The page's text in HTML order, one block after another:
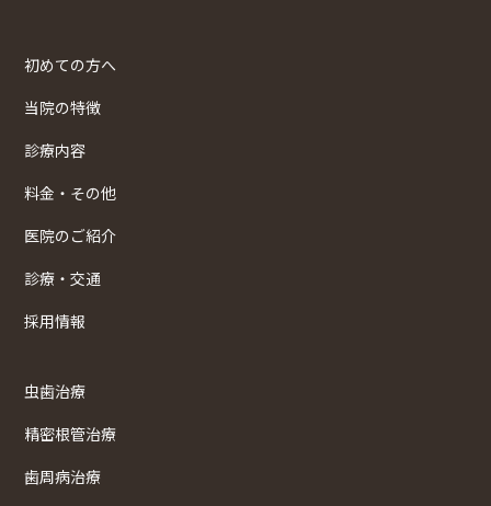
初めての方へ
当院の特徴
診療内容
料金・その他
医院のご紹介
診療・交通
採用情報
虫歯治療
精密根管治療
歯周病治療